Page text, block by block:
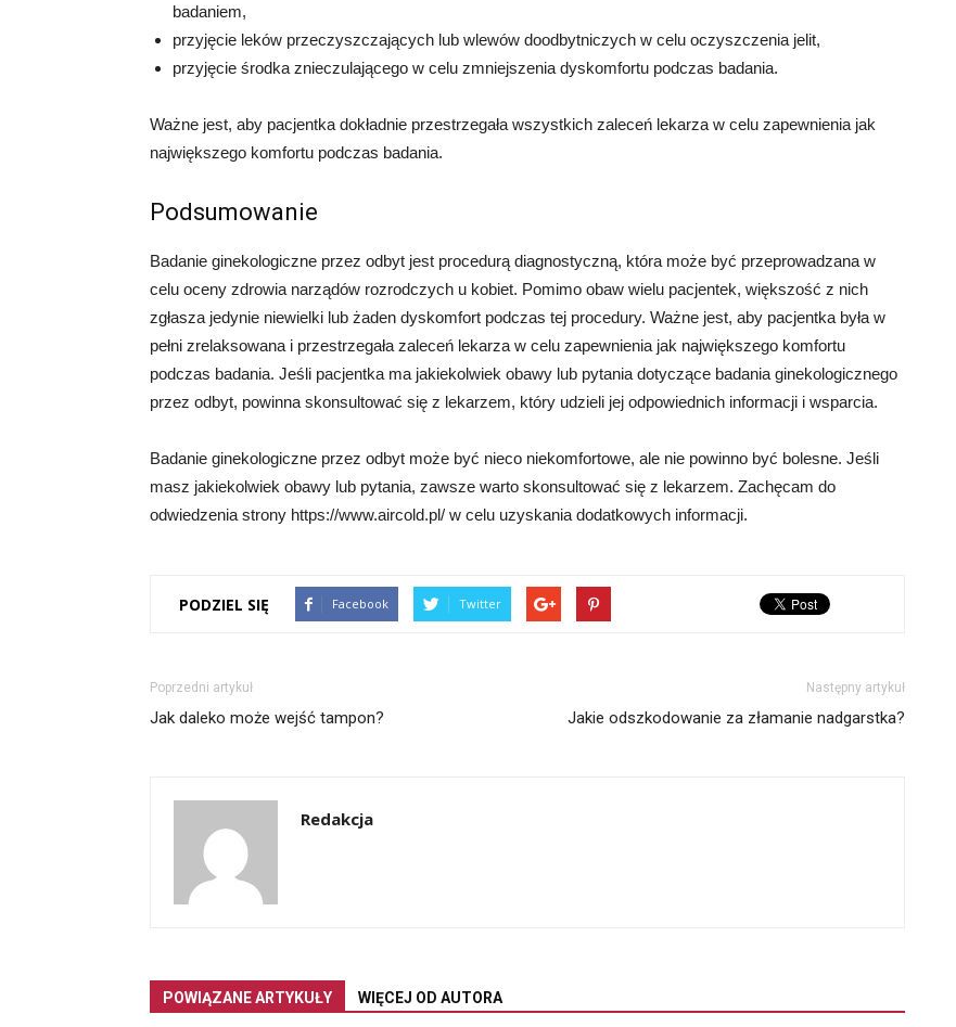
badaniem,
przyjęcie leków przeczyszczających lub wlewów doodbytniczych w celu oczyszczenia jelit,
przyjęcie środka znieczulającego w celu zmniejszenia dyskomfortu podczas badania.
Ważne jest, aby pacjentka dokładnie przestrzegała wszystkich zaleceń lekarza w celu zapewnienia jak
największego komfortu podczas badania.
Podsumowanie
Badanie ginekologiczne przez odbyt jest procedurą diagnostyczną, która może być przeprowadzana w
celu oceny zdrowia narządów rozrodczych u kobiet. Pomimo obaw wielu pacjentek, większość z nich
zgłasza jedynie niewielki lub żaden dyskomfort podczas tej procedury. Ważne jest, aby pacjentka była w
pełni zrelaksowana i przestrzegała zaleceń lekarza w celu zapewnienia jak największego komfortu
podczas badania. Jeśli pacjentka ma jakiekolwiek obawy lub pytania dotyczące badania ginekologicznego
przez odbyt, powinna skonsultować się z lekarzem, który udzieli jej odpowiednich informacji i wsparcia.
Badanie ginekologiczne przez odbyt może być nieco niekomfortowe, ale nie powinno być bolesne. Jeśli
masz jakiekolwiek obawy lub pytania, zawsze warto skonsultować się z lekarzem. Zachęcam do
odwiedzenia strony https://www.aircold.pl/ w celu uzyskania dodatkowych informacji.
PODZIEL SIĘ Facebook Twitter
Poprzedni artykuł
Jak daleko może wejść tampon?
Następny artykuł
Jakie odszkodowanie za złamanie nadgarstka?
Redakcja
POWIĄZANE ARTYKUŁY WIĘCEJ OD AUTORA